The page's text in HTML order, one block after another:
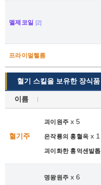
멜제코일 [2]
프라이멀헬름
혈기 스킬을 보유한 장식품
이름
혈기주
괴이원주 x 5
은작룡의 홍혈옥 x 1
괴이화한 흉억센발톱
명왕원주 x 6